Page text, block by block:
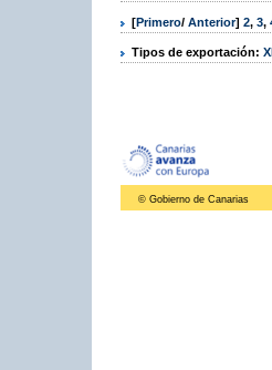
[Primero/ Anterior] 2, 3,
Tipos de exportación:
© Gobierno de Canarias